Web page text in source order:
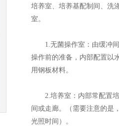
培养室、培养基配制间、洗
室。
1.无菌操作室：由缓冲间
操作前的准备，内部配置以
用钢板材料。
2.培养室：内部常配置培
间或走廊。（需要注意的是
光照时间）。